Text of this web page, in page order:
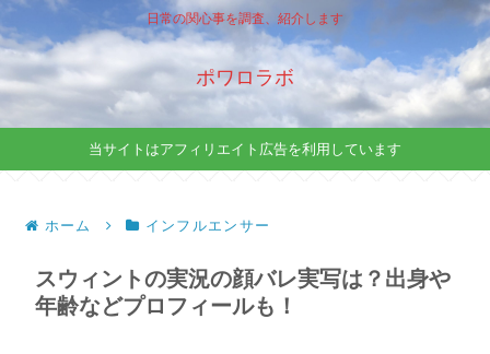
日常の関心事を調査、紹介します
ポワロラボ
当サイトはアフィリエイト広告を利用しています
ホーム インフルエンサー
スウィントの実況の顔バレ実写は？出身や
年齢などプロフィールも！